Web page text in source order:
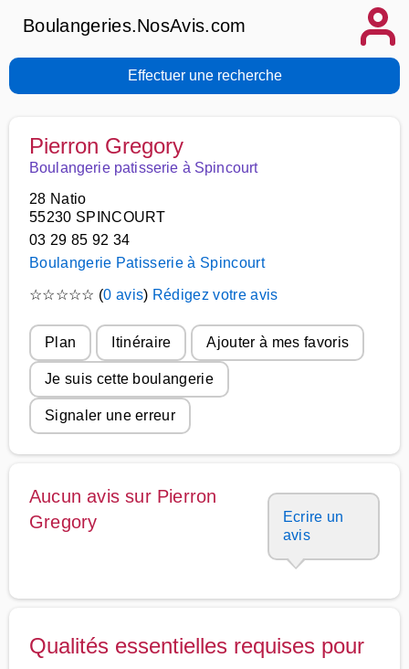
Boulangeries.NosAvis.com
Effectuer une recherche
Pierron Gregory
Boulangerie patisserie à Spincourt
28 Natio
55230 SPINCOURT
03 29 85 92 34
Boulangerie Patisserie à Spincourt
☆☆☆☆☆ (0 avis) Rédigez votre avis
Plan Itinéraire Ajouter à mes favoris
Je suis cette boulangerie
Signaler une erreur
Aucun avis sur Pierron
Gregory
Ecrire un
avis
Qualités essentielles requises pour